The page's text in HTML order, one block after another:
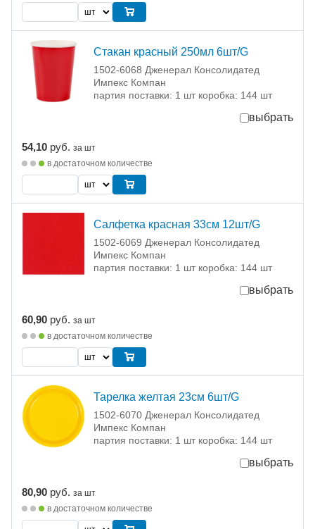
Стакан красный 250мл 6шт/G
1502-6068 Дженерал Консолидатед
Импекс Компан
партия поставки: 1 шт коробка: 144 шт
выбрать
54,10 руб. за шт
в достаточном количестве
Салфетка красная 33см 12шт/G
1502-6069 Дженерал Консолидатед
Импекс Компан
партия поставки: 1 шт коробка: 144 шт
выбрать
60,90 руб. за шт
в достаточном количестве
Тарелка желтая 23см 6шт/G
1502-6070 Дженерал Консолидатед
Импекс Компан
партия поставки: 1 шт коробка: 144 шт
выбрать
80,90 руб. за шт
в достаточном количестве